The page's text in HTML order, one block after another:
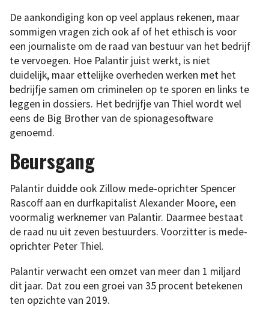
De aankondiging kon op veel applaus rekenen, maar
sommigen vragen zich ook af of het ethisch is voor
een journaliste om de raad van bestuur van het bedrijf
te vervoegen. Hoe Palantir juist werkt, is niet
duidelijk, maar ettelijke overheden werken met het
bedrijfje samen om criminelen op te sporen en links te
leggen in dossiers. Het bedrijfje van Thiel wordt wel
eens de Big Brother van de spionagesoftware
genoemd.
Beursgang
Palantir duidde ook Zillow mede-oprichter Spencer
Rascoff aan en durfkapitalist Alexander Moore, een
voormalig werknemer van Palantir. Daarmee bestaat
de raad nu uit zeven bestuurders. Voorzitter is mede-
oprichter Peter Thiel.
Palantir verwacht een omzet van meer dan 1 miljard
dit jaar. Dat zou een groei van 35 procent betekenen
ten opzichte van 2019.